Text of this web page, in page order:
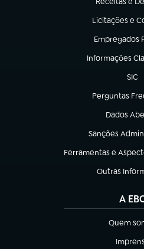
(abre em
Licitações e
(abre em
Empregados
(abre em
Informações
(abre em nova
SIC
Perguntas
(abre em
Dados
(abre em
Sanções
(abre em nova
Ferramentas e
(abre em nova aba)
Outras
(abre em
A
Quem
(abre em
(abre